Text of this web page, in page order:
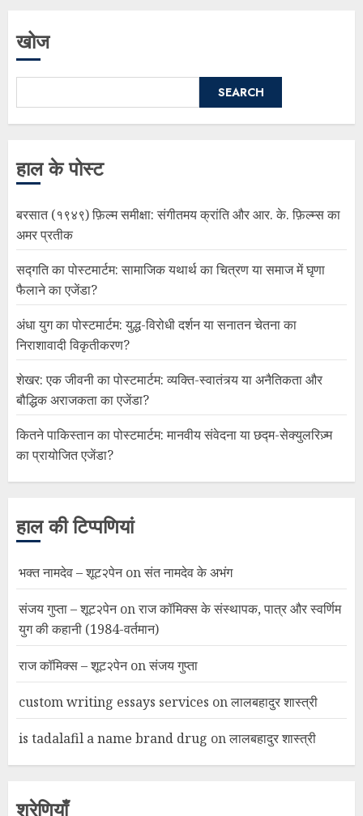
खोज
SEARCH
हाल के पोस्ट
बरसात (१९४९) फ़िल्म समीक्षा: संगीतमय क्रांति और आर. के. फ़िल्म्स का
अमर प्रतीक
सद्गति का पोस्टमार्टम: सामाजिक यथार्थ का चित्रण या समाज में घृणा
फैलाने का एजेंडा?
अंधा युग का पोस्टमार्टम: युद्ध-विरोधी दर्शन या सनातन चेतना का
निराशावादी विकृतीकरण?
शेखर: एक जीवनी का पोस्टमार्टम: व्यक्ति-स्वातंत्र्य या अनैतिकता और
बौद्धिक अराजकता का एजेंडा?
कितने पाकिस्तान का पोस्टमार्टम: मानवीय संवेदना या छद्म-सेक्युलरिज़्म
का प्रायोजित एजेंडा?
हाल की टिप्पणियां
भक्त नामदेव – शूट२पेनonसंत नामदेव के अभंग
संजय गुप्ता – शूट२पेनonराज कॉमिक्स के संस्थापक, पात्र और स्वर्णिम
युग की कहानी (1984-वर्तमान)
राज कॉमिक्स – शूट२पेनonसंजय गुप्ता
custom writing essays services onलालबहादुर शास्त्री
is tadalafil a name brand drug onलालबहादुर शास्त्री
श्रेणियाँ